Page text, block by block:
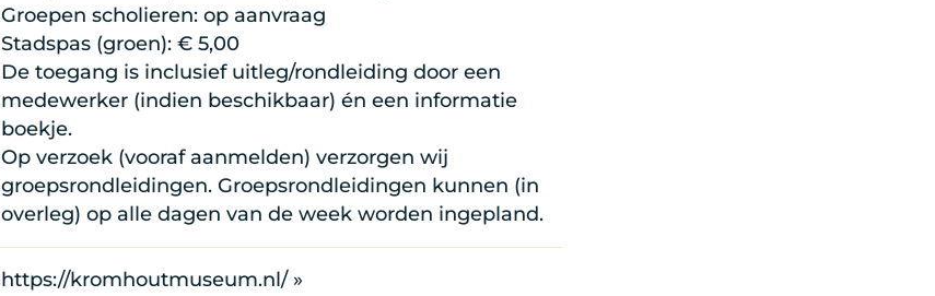
Groepen scholieren: op aanvraag
Stadspas (groen): € 5,00
De toegang is inclusief uitleg/rondleiding door een
medewerker (indien beschikbaar) én een informatie
boekje.
Op verzoek (vooraf aanmelden) verzorgen wij
groepsrondleidingen. Groepsrondleidingen kunnen (in
overleg) op alle dagen van de week worden ingepland.
https://kromhoutmuseum.nl/ »